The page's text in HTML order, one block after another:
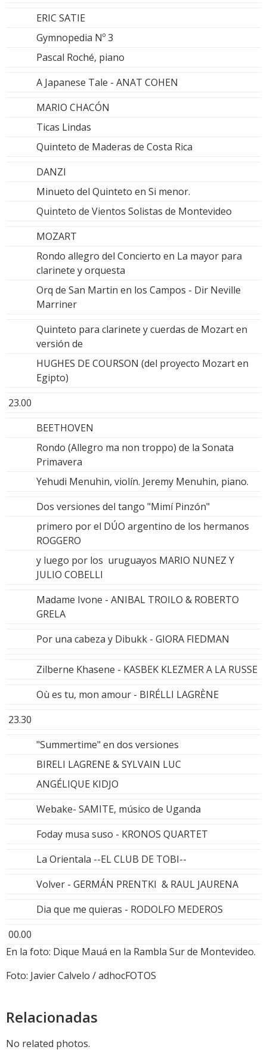
ERIC SATIE
Gymnopedia Nº 3
Pascal Roché, piano
A Japanese Tale - ANAT COHEN
MARIO CHACÓN
Ticas Lindas
Quinteto de Maderas de Costa Rica
DANZI
Minueto del Quinteto en Si menor.
Quinteto de Vientos Solistas de Montevideo
MOZART
Rondo allegro del Concierto en La mayor para
clarinete y orquesta
Orq de San Martin en los Campos - Dir Neville
Marriner
Quinteto para clarinete y cuerdas de Mozart en
versión de
HUGHES DE COURSON (del proyecto Mozart en
Egipto)
23.00
BEETHOVEN
Rondo (Allegro ma non troppo) de la Sonata
Primavera
Yehudi Menuhin, violín. Jeremy Menuhin, piano.
Dos versiones del tango "Mimí Pinzón"
primero por el DÚO argentino de los hermanos
ROGGERO
y luego por los uruguayos MARIO NUNEZ Y
JULIO COBELLI
Madame Ivone - ANIBAL TROILO & ROBERTO
GRELA
Por una cabeza y Dibukk - GIORA FIEDMAN
Zilberne Khasene - KASBEK KLEZMER A LA RUSSE
Où es tu, mon amour - BIRÉLLI LAGRÈNE
23.30
"Summertime" en dos versiones
BIRELI LAGRENE & SYLVAIN LUC
ANGÉLIQUE KIDJO
Webake- SAMITE, músico de Uganda
Foday musa suso - KRONOS QUARTET
La Orientala --EL CLUB DE TOBI--
Volver - GERMÁN PRENTKI & RAUL JAURENA
Dia que me quieras - RODOLFO MEDEROS
00.00
En la foto: Dique Mauá en la Rambla Sur de Montevideo.
Foto: Javier Calvelo / adhocFOTOS
Relacionadas
No related photos.